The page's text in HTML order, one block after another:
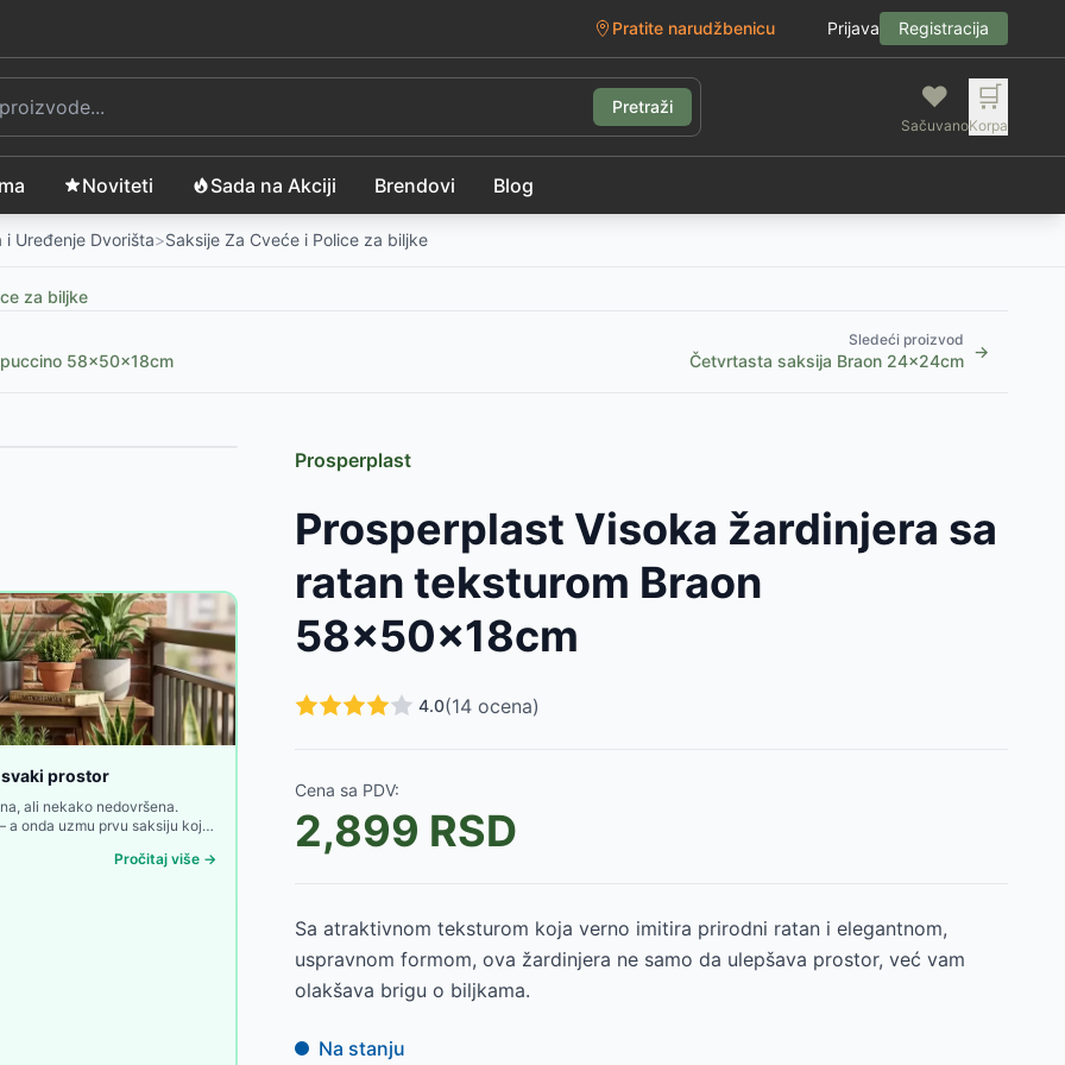
Pratite narudžbenicu Prijava Registracija
Pretraži ❤️
Sačuvano
🛒
Korpa
Noviteti Sada na Akciji Brendovi Blog
i Uređenje Dvorišta>Saksije Za Cveće i Police za biljke
za biljke
58x50x18cm
Sledeći proizvod
Četvrtasta saksija Braon 24x24cm →
RSD
RSD
RSD
RSD
4799RSD
prostor
ali nekako nedovršena.
onda uzmu prvu saksiju koja
Pročitaj više →
Prosperplast
Prosperplast Visoka žardinjera sa
ratan teksturom Braon
58x50x18cm
4.0(14 ocena)
Cena sa PDV:
2,899 RSD
Sa atraktivnom teksturom koja verno imitira prirodni ratan i elegantnom,
uspravnom formom, ova žardinjera ne samo da ulepšava prostor, već vam
olakšava brigu o biljkama.
Na stanju